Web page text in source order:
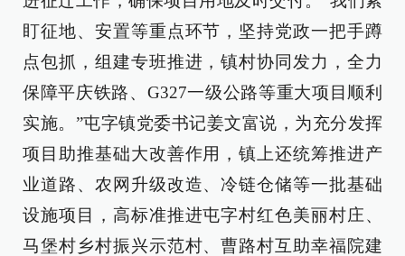
盯征地、安置等重点环节，坚持党政一把手蹲
点包抓，组建专班推进，镇村协同发力，全力
保障平庆铁路、G327一级公路等重大项目顺利
实施。”屯字镇党委书记姜文富说，为充分发挥
项目助推基础大改善作用，镇上还统筹推进产
业道路、农网升级改造、冷链仓储等一批基础
设施项目，高标准推进屯字村红色美丽村庄、
马堡村乡村振兴示范村、曹路村互助幸福院建